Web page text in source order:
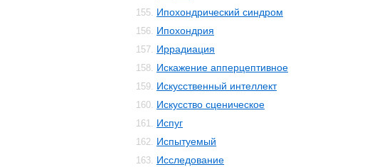
155. Ипохондрический синдром
156. Ипохондрия
157. Иррадиация
158. Искажение апперцептивное
159. Искусственный интеллект
160. Искусство сценическое
161. Испуг
162. Испытуемый
163. Исследование